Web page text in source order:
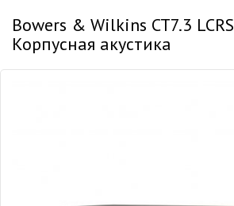
Bowers & Wilkins CT7.3 LCRS
Корпусная акустика